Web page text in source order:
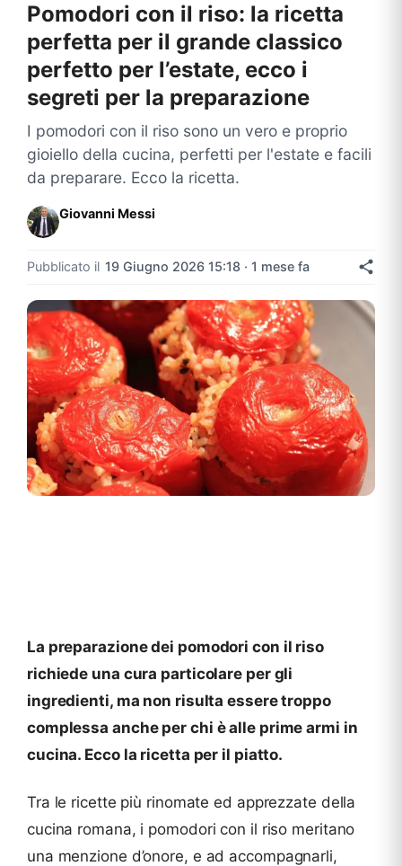
Pomodori con il riso: la ricetta
perfetta per il grande classico
perfetto per l’estate, ecco i
segreti per la preparazione
I pomodori con il riso sono un vero e proprio
gioiello della cucina, perfetti per l'estate e facili
da preparare. Ecco la ricetta.
Giovanni Messi
Pubblicato il 19 Giugno 2026 15:18 · 1 mese fa
La preparazione dei pomodori con il riso
richiede una cura particolare per gli
ingredienti, ma non risulta essere troppo
complessa anche per chi è alle prime armi in
cucina. Ecco la ricetta per il piatto.
Tra le ricette più rinomate ed apprezzate della
cucina romana, i pomodori con il riso meritano
una menzione d’onore, e ad accompagnarli,